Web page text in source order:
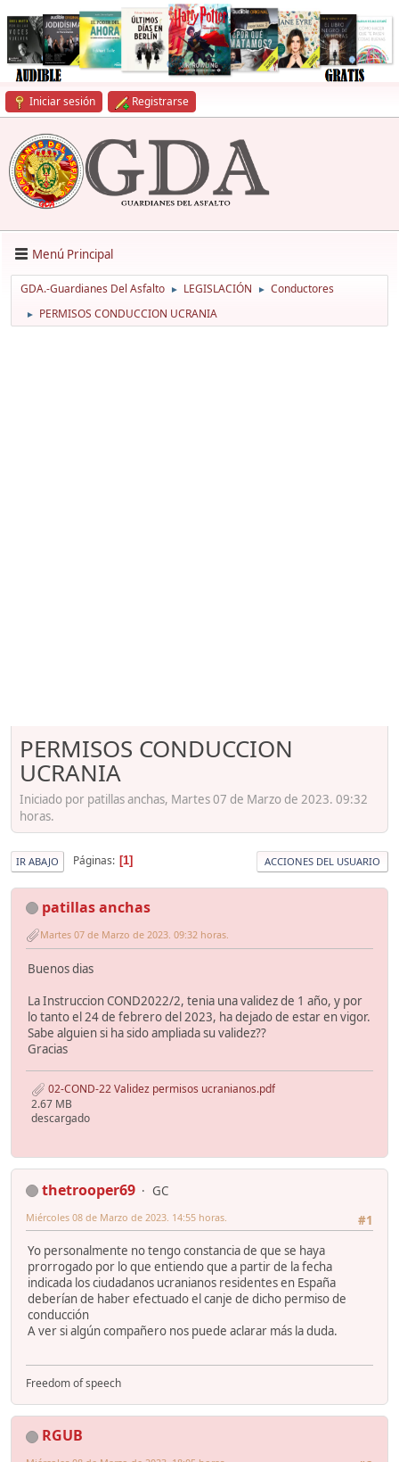
Iniciar sesión Registrarse
Menú Principal
GDA.-Guardianes Del Asfalto ► LEGISLACIÓN ► Conductores
► PERMISOS CONDUCCION UCRANIA
PERMISOS CONDUCCION
UCRANIA
Iniciado por patillas anchas, Martes 07 de Marzo de 2023. 09:32
horas.
IR ABAJO Páginas 1 ACCIONES DEL USUARIO
patillas anchas
Martes 07 de Marzo de 2023. 09:32 horas.
Buenos dias
La Instruccion COND2022/2, tenia una validez de 1 año, y por
lo tanto el 24 de febrero del 2023, ha dejado de estar en vigor.
Sabe alguien si ha sido ampliada su validez??
Gracias
02-COND-22 Validez permisos ucranianos.pdf
2.67 MB
descargado
thetrooper69
GC
#1
Miércoles 08 de Marzo de 2023. 14:55 horas.
Yo personalmente no tengo constancia de que se haya
prorrogado por lo que entiendo que a partir de la fecha
indicada los ciudadanos ucranianos residentes en España
deberían de haber efectuado el canje de dicho permiso de
conducción
A ver si algún compañero nos puede aclarar más la duda.
Freedom of speech
RGUB